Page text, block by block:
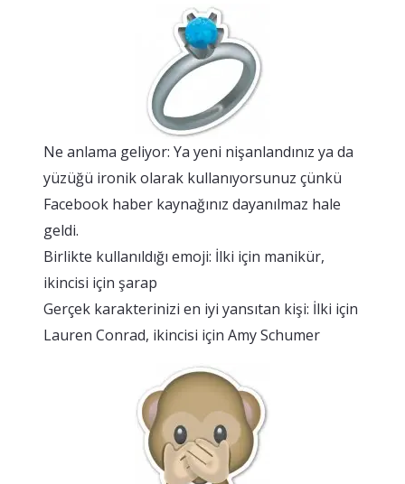
Ne anlama geliyor: Ya yeni nişanlandınız ya da
yüzüğü ironik olarak kullanıyorsunuz çünkü
Facebook haber kaynağınız dayanılmaz hale
geldi.
Birlikte kullanıldığı emoji: İlki için manikür,
ikincisi için şarap
Gerçek karakterinizi en iyi yansıtan kişi: İlki için
Lauren Conrad, ikincisi için Amy Schumer